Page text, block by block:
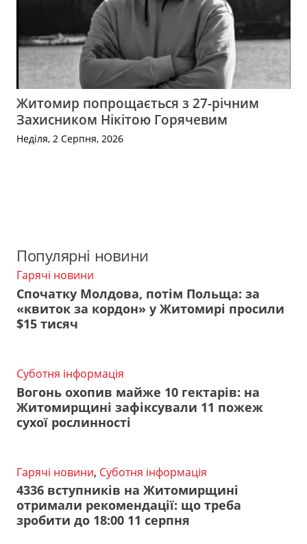
Житомир попрощається з 27-річним
Захисником Нікітою Горячевим
Неділя, 2 Серпня, 2026
Популярні новини
Гарячі новини
Спочатку Молдова, потім Польща: за
«квиток за кордон» у Житомирі просили
$15 тисяч
Суботня інформація
Вогонь охопив майже 10 гектарів: на
Житомирщині зафіксували 11 пожеж
сухої рослинності
Гарячі новини, Суботня інформація
4336 вступників на Житомирщині
отримали рекомендації: що треба
зробити до 18:00 11 серпня